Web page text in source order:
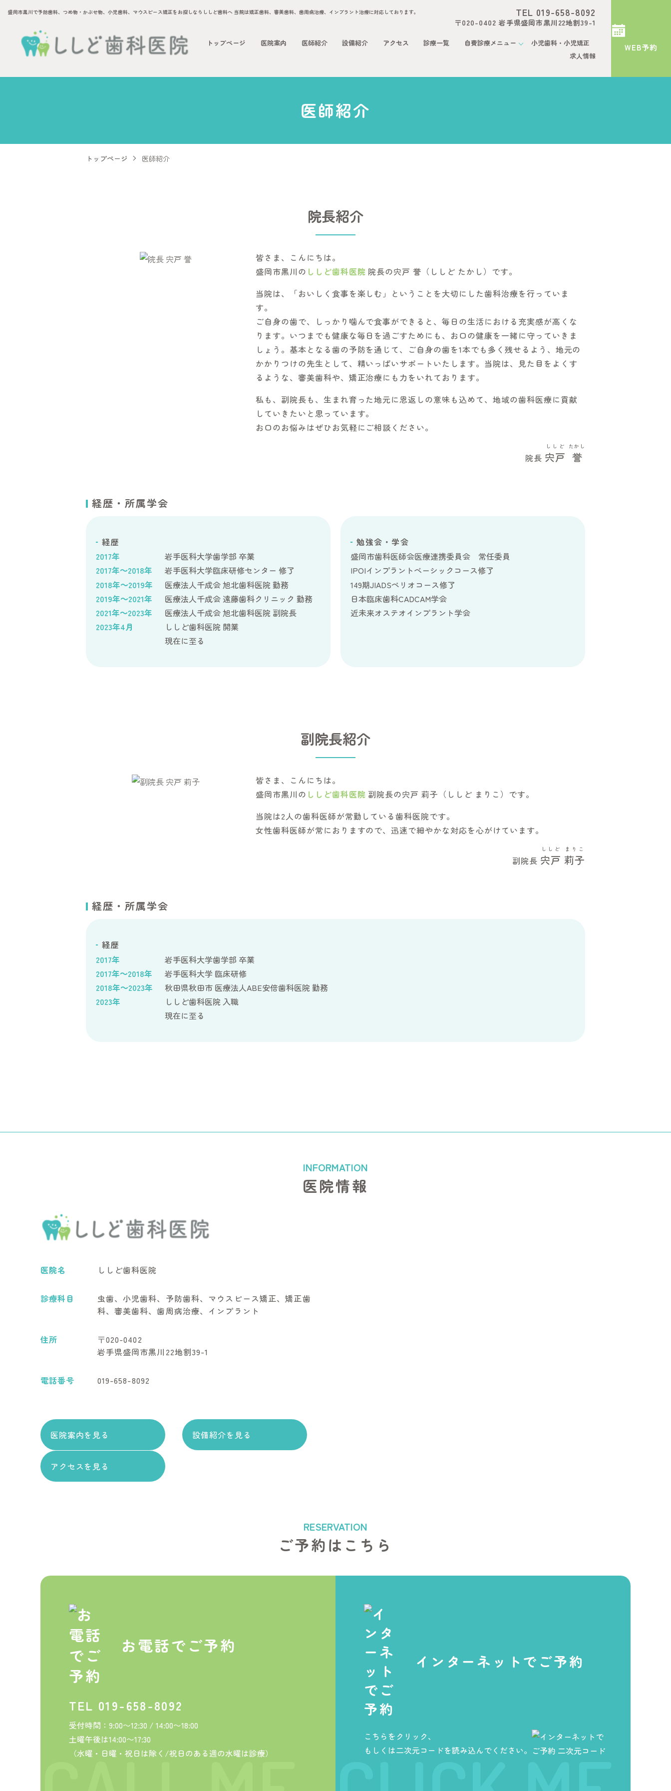
WEB予約
トップページ 医院案内 医師紹介 設備紹介 アクセス 診療一覧 自費診療メニュー
小児歯科・小児矯正
求人情報
TEL 019-658-8092
〒020-0402 岩手県盛岡市黒川22地割39-1
医師紹介
トップページ 医師紹介
院長紹介
皆さま、こんにちは。
盛岡市黒川の ししど歯科医院 院長の宍戸 誉（ししど たかし）です。
当院は、「おいしく食事を楽しむ」ということを大切にした歯科治療を行っていま
す。
ご自身の歯で、しっかり噛んで食事ができると、毎日の生活における充実感が高くな
ります。いつまでも健康な毎日を過ごすためにも、お口の健康を一緒に守っていきま
しょう。基本となる歯の予防を通じて、ご自身の歯を1本でも多く残せるよう、地元の
かかりつけの先生として、精いっぱいサポートいたします。当院は、見た目をよくす
るような、審美歯科や、矯正治療にも力をいれております。
私も、副院長も、生まれ育った地元に恩返しの意味も込めて、地域の歯科医療に貢献
していきたいと思っています。
お口のお悩みはぜひお気軽にご相談ください。
院長 宍戸
ししど
誉
たかし
経歴・所属学会
経歴
2017年
岩手医科大学歯学部 卒業
2017年～2018年
岩手医科大学臨床研修センター 修了
2018年～2019年
医療法人千成会 旭北歯科医院 勤務
2019年～2021年
医療法人千成会 遠藤歯科クリニック 勤務
2021年～2023年
医療法人千成会 旭北歯科医院 副院長
2023年4月
ししど歯科医院 開業
現在に至る
勉強会・学会
盛岡市歯科医師会医療連携委員会 常任委員
IPOIインプラントベーシックコース修了
149期JIADSペリオコース修了
日本臨床歯科CADCAM学会
近未来オステオインプラント学会
副院長紹介
皆さま、こんにちは。
盛岡市黒川の ししど歯科医院 副院長の宍戸 莉子（ししど まりこ）です。
当院は2人の歯科医師が常勤している歯科医院です。
女性歯科医師が常におりますので、迅速で細やかな対応を心がけています。
副院長 宍戸
ししど
莉子
まりこ
経歴・所属学会
経歴
2017年
岩手医科大学歯学部 卒業
2017年～2018年
岩手医科大学 臨床研修
2018年～2023年
秋田県秋田市 医療法人ABE安倍歯科医院 勤務
2023年
ししど歯科医院 入職
現在に至る
医院情報
医院名 ししど歯科医院
診療科目
虫歯、小児歯科、予防歯科、マウスピース矯正、矯正歯
科、審美歯科、歯周病治療、インプラント
住所
〒020-0402
岩手県盛岡市黒川22地割39-1
電話番号 019-658-8092
医院案内を見る 設備紹介を見る
アクセスを見る
ご予約はこちら
お電話でご予約
TEL 019-658-8092
受付時間：9:00〜12:30 / 14:00〜18:00
土曜午後は14:00〜17:30
（水曜・日曜・祝日は除く/祝日のある週の水曜は診療）
インターネットでご予約
こちらをクリック、
もしくは二次元コードを読み込んでください。